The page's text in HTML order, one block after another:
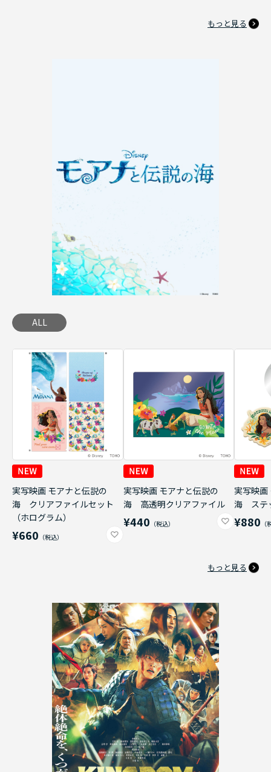
もっと見る
ALL
実写映画 モアナと伝説の
海 クリアファイルセット
（ホログラム）
¥660
実写映画 モアナと伝説の
海 高透明クリアファイル
¥440
実写映画
海 ステ
¥880
もっと見る